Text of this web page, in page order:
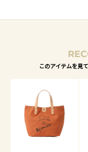
このアイテムを見